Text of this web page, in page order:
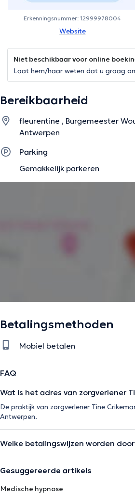
Erkenningsnummer: 12999978004
Website
Niet beschikbaar voor online
Laat hem/haar weten dat u graag
Bereikbaarheid
fleurentine , Burgemeester
Antwerpen
Parking
Gemakkelijk parkeren
Betalingsmethoden
Mobiel betalen
FAQ
Wat is het adres van zorgverlener
De praktijk van zorgverlener Tine
Antwerpen.
Welke betalingswijzen worden
Gesuggereerde artikels
Medische hypnose